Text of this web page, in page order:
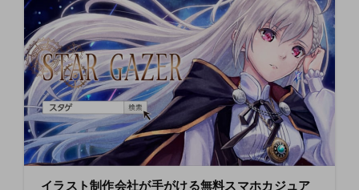
イラスト制作会社が手がける無料スマホカジュア